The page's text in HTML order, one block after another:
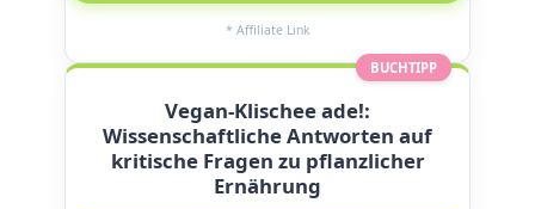
* Affiliate Link
BUCHTIPP
Vegan-Klischee ade!:
Wissenschaftliche Antworten auf
kritische Fragen zu pflanzlicher
Ernährung